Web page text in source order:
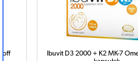
30 Ibuvit D3 4000 IU x 90